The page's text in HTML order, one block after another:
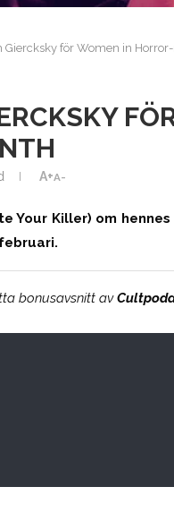
Giercksky för Women in
A+A-
Your Killer) om
bonusavsnitt av